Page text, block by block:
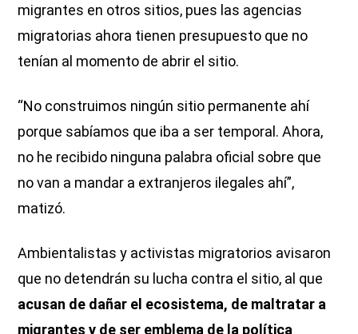
migrantes en otros sitios, pues las agencias
migratorias ahora tienen presupuesto que no
tenían al momento de abrir el sitio.
“No construimos ningún sitio permanente ahí
porque sabíamos que iba a ser temporal. Ahora,
no he recibido ninguna palabra oficial sobre que
no van a mandar a extranjeros ilegales ahí”,
matizó.
Ambientalistas y activistas migratorios avisaron
que no detendrán su lucha contra el sitio, al que
acusan de dañar el ecosistema, de maltratar a
migrantes y de ser emblema de la política